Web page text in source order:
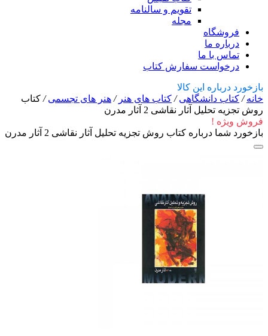
تقویم و سالنامه
مجله
فروشگاه
درباره ما
تماس با ما
درخواست سفارش کتاب
بازخورد درباره این کالا
خانه/ کتاب دانشگاهی/ کتاب های هنر / هنر های تجسمی/ کتاب
روش تجزیه تحلیل آثار نقاشی 2 آثار مدرن
فروش ویژه !
بازخورد شما درباره کتاب روش تجزیه تحلیل آثار نقاشی 2 آثار مدرن